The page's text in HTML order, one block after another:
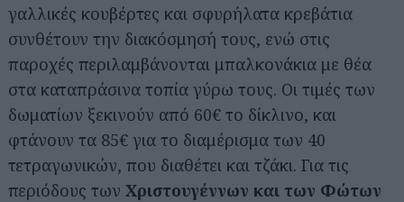
γαλλικές κουβέρτες και σφυρήλατα κρεβάτια
συνθέτουν την διακόσμησή τους, ενώ στις
παροχές περιλαμβάνονται μπαλκονάκια με θέα
στα καταπράσινα τοπία γύρω τους. Οι τιμές των
δωματίων ξεκινούν από 60€ το δίκλινο, και
φτάνουν τα 85€ για το διαμέρισμα των 40
τετραγωνικών, που διαθέτει και τζάκι. Για τις
περιόδους των Χριστουγέννων και των Φώτων